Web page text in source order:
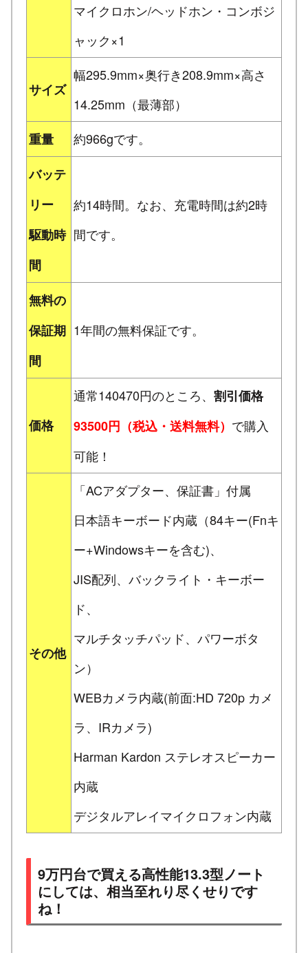
マイクロホン/ヘッドホン・コンボジ
ャック×1
サイズ
幅295.9mm×奥行き208.9mm×高さ
14.25mm（最薄部）
重量
約966gです。
バッテ
リー
駆動時
間
約14時間。なお、充電時間は約2時
間です。
無料の
保証期
間
1年間の無料保証です。
価格
通常140470円のところ、 割引価格
93500円（税込・送料無料） で購入
可能！
その他
「ACアダプター、保証書」付属
日本語キーボード内蔵（84キー(Fnキ
ー+Windowsキーを含む)、
JIS配列、バックライト・キーボー
ド、
マルチタッチパッド、パワーボタ
ン）
WEBカメラ内蔵(前面:HD 720p カメ
ラ、IRカメラ)
Harman Kardon ステレオスピーカー
内蔵
デジタルアレイマイクロフォン内蔵
9万円台で買える高性能13.3型ノート
にしては、相当至れり尽くせりです
ね！